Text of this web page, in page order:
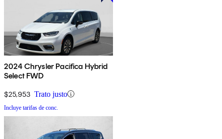
2024 Chrysler Pacifica Hybrid
Select FWD
$25,953 Trato justo
Incluye tarifas de conc.